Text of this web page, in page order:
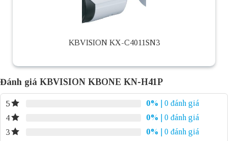
KBVISION KX-C4011SN3
Đánh giá KBVISION KBONE KN-H41P
5 0%
| 0 đánh giá
4
0%
| 0 đánh giá
3
0%
| 0 đánh giá